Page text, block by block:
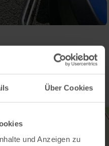
Über Cookies
und Anzeigen zu